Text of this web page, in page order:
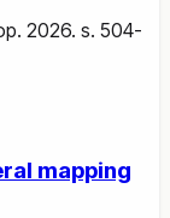
2026. s. 504-
mapping